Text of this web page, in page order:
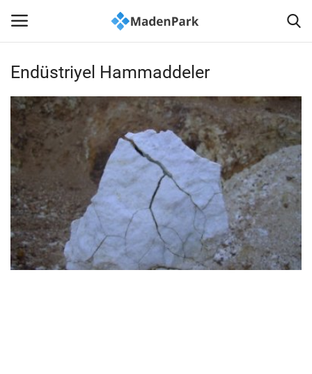
Anasayfa
İLETİŞİM
Haberler
Madenlerimiz
Sağlık
Madencilik Kültürü
Endüstriyel Hammaddeler